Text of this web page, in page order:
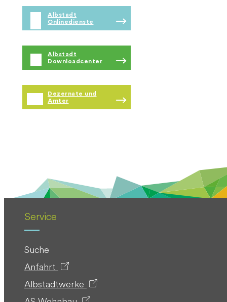
Albstadt
Onlinedienste
Albstadt
Downloadcenter
Dezernate und
Ämter
Service
Suche
Anfahrt
Albstadtwerke